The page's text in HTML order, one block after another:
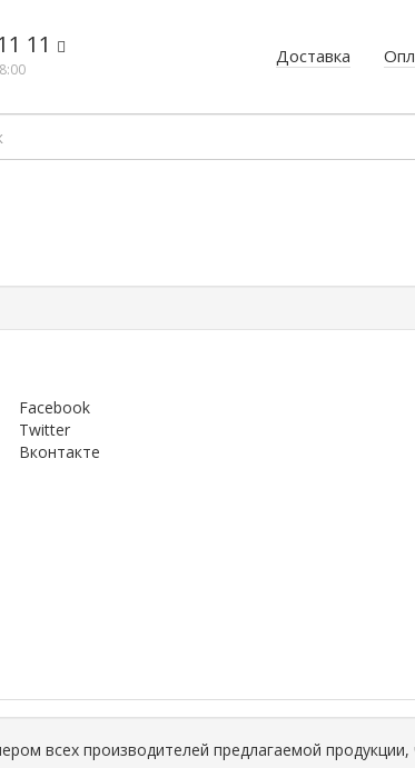
11 Доставка
Facebook
Twitter
Вконтакте
всех производителей предлагаемой